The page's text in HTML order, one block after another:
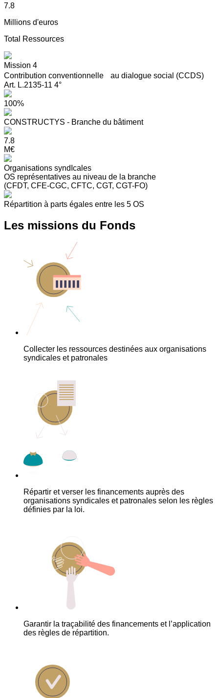
7.8
Millions d'euros
Total Ressources
Mission 4
Contribution conventionnelle au dialogue social (CCDS)
Art. L.2135-11 4°
100%
CONSTRUCTYS - Branche du bâtiment
7.8
M€
Organisations syndIcales
OS représentatives au niveau de la branche
(CFDT, CFE-CGC, CFTC, CGT, CGT-FO)
Répartition à parts égales entre les 5 OS
Les missions du Fonds
Collecter les ressources destinées aux organisations
syndicales et patronales
Répartir et verser les financements auprès des
organisations syndicales et patronales selon les règles
définies par la loi.
Garantir la traçabilité des financements et l’application
des règles de répartition.